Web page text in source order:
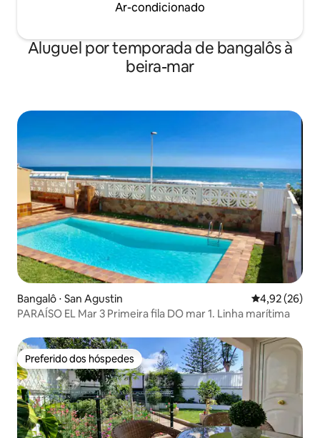
Ar-condicionado
Aluguel por temporada de bangalôs à
beira-mar
Bangalô ⋅ San Agustin 4,92 de uma
4,92 (26)
PARAÍSO EL Mar 3 Primeira fila DO mar 1. Linha marítima
Preferido dos hóspedes
Preferido dos hóspedes